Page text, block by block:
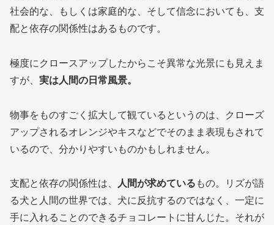
社会的な、もしくは家庭的な、そして信念においても、支
配と依存の関係性はあるものです。
極度にクロースアップしたからこそ異常な光景にも見えま
すが、 実は人間の日常風景。
物事をものすごく拡大して観ているというのは、クローズ
アップされるオレンジやキスなどでそのまま表現もされて
いるので、分かりやすいものかもしれません。
支配と依存の関係性は、 人間が求めている もの。リズが語
る犬と人間の世界では、犬に反抗するのではなく、一定に
手に入れることのできるチョコレートに甘んじた。それが